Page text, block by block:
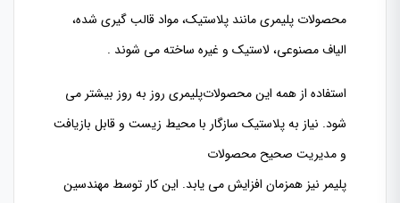
محصولات پلیمریمانند پلاستیک، مواد قالب گیری شده،
الیاف مصنوعی، لاستیک و غیره ساخته می شوند .
استفاده از همه این محصولاتپلیمری روز به روز بیشتر می
شود. نیاز به پلاستیک سازگار با محیط زیست و قابل بازیافت
و مدیریت صحیح محصولات
پلیمر نیز همزمان افزایش می یابد. این کار توسط مهندسین